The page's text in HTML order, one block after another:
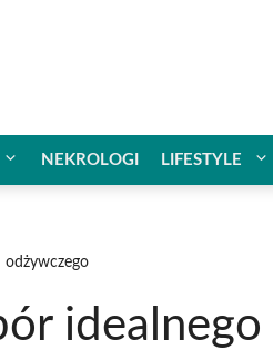
NEKROLOGI LIFESTYLE
idealnego